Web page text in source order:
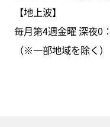
【地上波】
毎月第4週金曜 深夜0
（※一部地域を除く）